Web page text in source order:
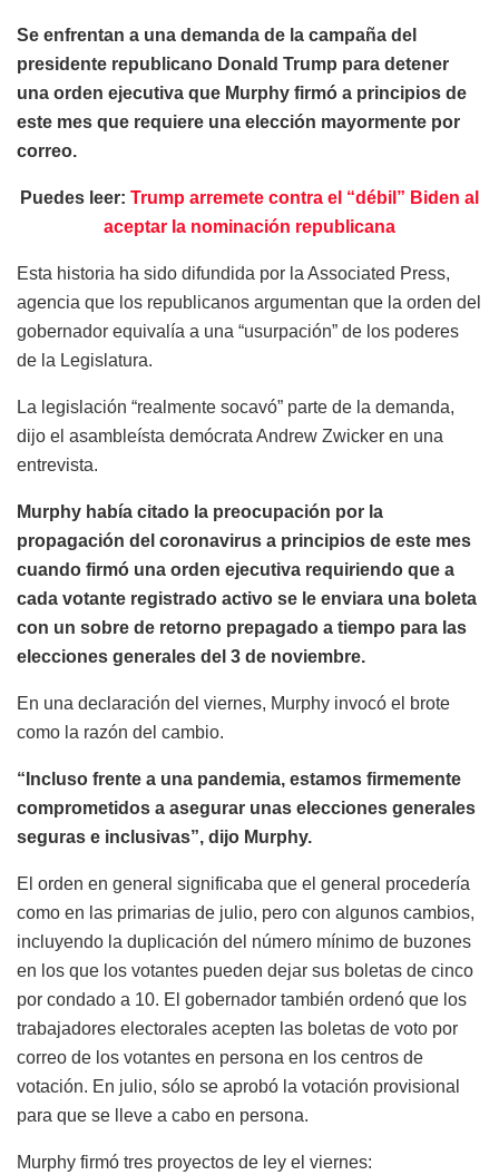
Se enfrentan a una demanda de la campaña del
presidente republicano Donald Trump para detener
una orden ejecutiva que Murphy firmó a principios de
este mes que requiere una elección mayormente por
correo.
Puedes leer: Trump arremete contra el “débil” Biden al
aceptar la nominación republicana
Esta historia ha sido difundida por la Associated Press,
agencia que los republicanos argumentan que la orden del
gobernador equivalía a una “usurpación” de los poderes
de la Legislatura.
La legislación “realmente socavó” parte de la demanda,
dijo el asambleísta demócrata Andrew Zwicker en una
entrevista.
Murphy había citado la preocupación por la
propagación del coronavirus a principios de este mes
cuando firmó una orden ejecutiva requiriendo que a
cada votante registrado activo se le enviara una boleta
con un sobre de retorno prepagado a tiempo para las
elecciones generales del 3 de noviembre.
En una declaración del viernes, Murphy invocó el brote
como la razón del cambio.
“Incluso frente a una pandemia, estamos firmemente
comprometidos a asegurar unas elecciones generales
seguras e inclusivas”, dijo Murphy.
El orden en general significaba que el general procedería
como en las primarias de julio, pero con algunos cambios,
incluyendo la duplicación del número mínimo de buzones
en los que los votantes pueden dejar sus boletas de cinco
por condado a 10. El gobernador también ordenó que los
trabajadores electorales acepten las boletas de voto por
correo de los votantes en persona en los centros de
votación. En julio, sólo se aprobó la votación provisional
para que se lleve a cabo en persona.
Murphy firmó tres proyectos de ley el viernes: